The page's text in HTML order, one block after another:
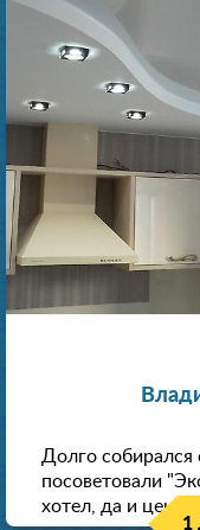
Долго собирался
посоветовали
хотел, да и цена
1